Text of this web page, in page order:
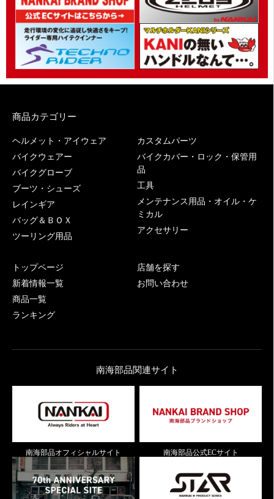
商品カテゴリー
ヘルメット・アイウェア
バイクウェアー
バイクグローブ
ブーツ・シューズ
レインギア
バッグ＆ＢＯＸ
ツーリング用品
カスタムパーツ
バイクカバー・ロック・保管用
品
工具
メンテナンス用品・オイル・ケ
ミカル
アクセサリー
トップページ
新着情報一覧
商品一覧
ランキング
店舗を探す
お問い合わせ
南海部品関連サイト
南海部品オフィシャルサイト 南海部品公式ECサイト